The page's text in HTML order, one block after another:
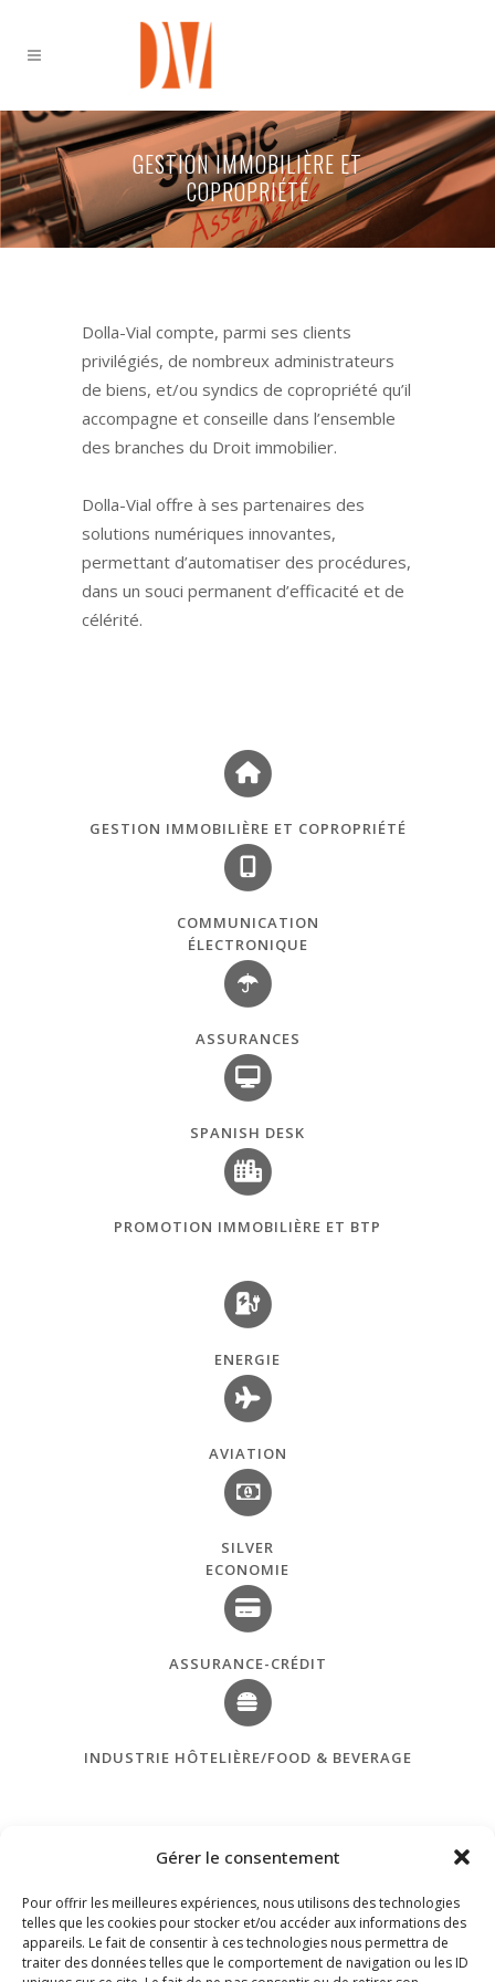
Gérer le consentement
Pour offrir les meilleures expériences, nous utilisons des technologies
telles que les cookies pour stocker et/ou accéder aux informations des
appareils. Le fait de consentir à ces technologies nous permettra de
traiter des données telles que le comportement de navigation ou les ID
GESTION IMMOBILIÈRE ET
COPROPRIÉTÉ
Dolla-Vial compte, parmi ses clients
privilégiés, de nombreux administrateurs
de biens, et/ou syndics de copropriété qu’il
accompagne et conseille dans l’ensemble
des branches du Droit immobilier.
Dolla-Vial offre à ses partenaires des
solutions numériques innovantes,
permettant d’automatiser des procédures,
dans un souci permanent d’efficacité et de
célérité.
GESTION IMMOBILIÈRE ET COPROPRIÉTÉ
COMMUNICATION
ÉLECTRONIQUE
ASSURANCES
SPANISH DESK
PROMOTION IMMOBILIÈRE ET BTP
ENERGIE
AVIATION
SILVER
ECONOMIE
ASSURANCE-CRÉDIT
INDUSTRIE HÔTELIÈRE/FOOD & BEVERAGE